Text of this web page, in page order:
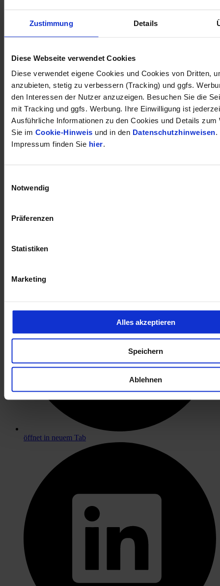
Zustimmung Details
Diese Webseite verwendet Cookies
Diese verwendet eigene Cookies und Cookies von Dritten,
anzubieten, stetig zu verbessern (Tracking) und ggfs.
den Interessen der Nutzer anzuzeigen. Besuchen Sie die
mit Tracking und ggfs. Werbung. Ihre Einwilligung ist
Ausführliche Informationen zu den Cookies und Details zum
Sie im Cookie-Hinweis und in den Datenschutzhinweisen.
Impressum finden Sie hier.
Notwendig
Präferenzen
Statistiken
Marketing
Alles akzeptieren
Speichern
Ablehnen
öffnet in neuem Tab